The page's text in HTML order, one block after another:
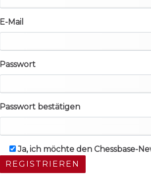
E-Mail
Passwort
Passwort bestätigen
Ja, ich möchte den Chessbase-
REGISTRIEREN